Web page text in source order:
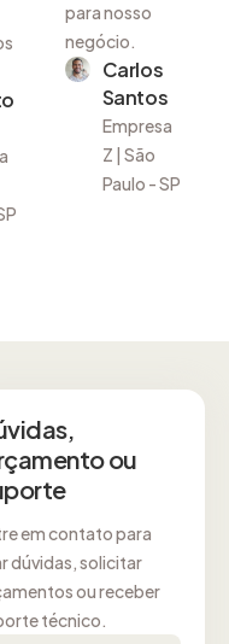
para nosso
negócio.
Carlos
Santos
Empresa
Z | São
Paulo - SP
ou
em contato para
dúvidas, solicitar
ou receber
técnico.